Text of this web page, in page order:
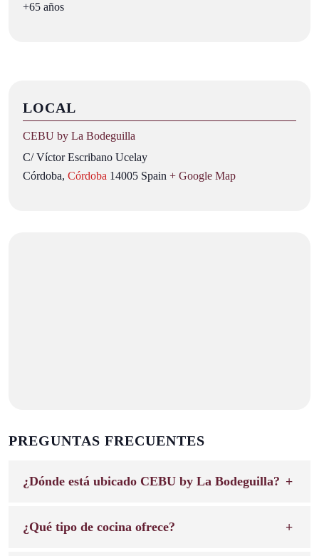
+65 años
LOCAL
CEBU by La Bodeguilla
C/ Víctor Escribano Ucelay
Córdoba, Córdoba 14005 Spain + Google Map
PREGUNTAS FRECUENTES
¿Dónde está ubicado CEBU by La Bodeguilla?
¿Qué tipo de cocina ofrece?